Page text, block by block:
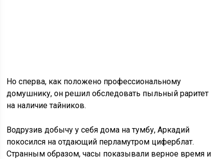
Но сперва, как положено профессиональному
домушнику, он решил обследовать пыльный раритет
на наличие тайников.
Водрузив добычу у себя дома на тумбу, Аркадий
покосился на отдающий перламутром циферблат.
Странным образом, часы показывали верное время и